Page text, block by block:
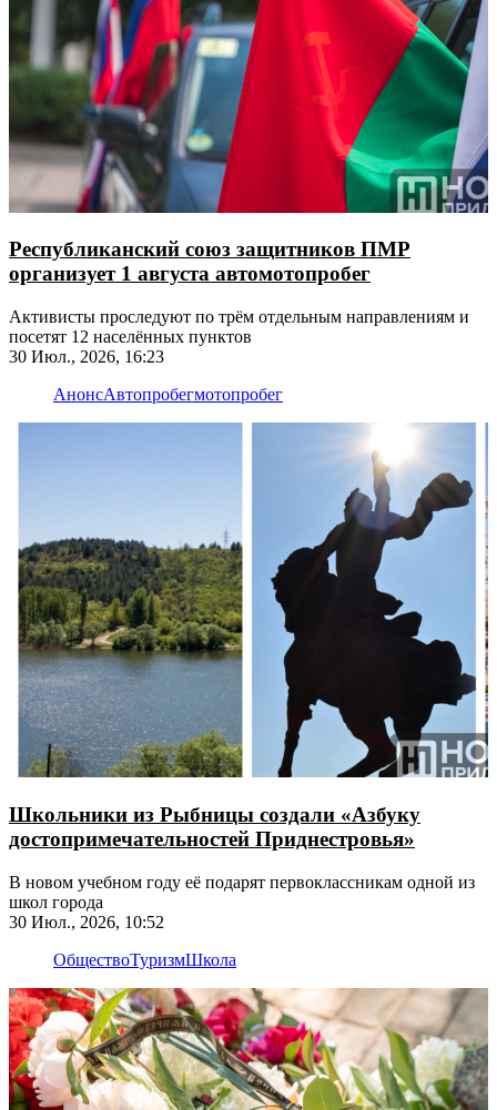
Республиканский союз защитников ПМР
организует 1 августа автомотопробег
Активисты проследуют по трём отдельным направлениям и
посетят 12 населённых пунктов
30 Июл., 2026, 16:23
АнонсАвтопробегмотопробег
Школьники из Рыбницы создали «Азбуку
достопримечательностей Приднестровья»
В новом учебном году её подарят первоклассникам одной из
школ города
30 Июл., 2026, 10:52
ОбществоТуризмШкола